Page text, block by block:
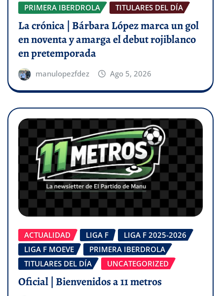
PRIMERA IBERDROLA
TITULARES DEL DÍA
La crónica | Bárbara López marca un gol
en noventa y amarga el debut rojiblanco
en pretemporada
manulopezfdez Ago 5, 2026
ACTUALIDAD LIGA F
LIGA F 2025-2026
LIGA F MOEVE
PRIMERA IBERDROLA
TITULARES DEL DÍA
UNCATEGORIZED
Oficial | Bienvenidos a 11 metros